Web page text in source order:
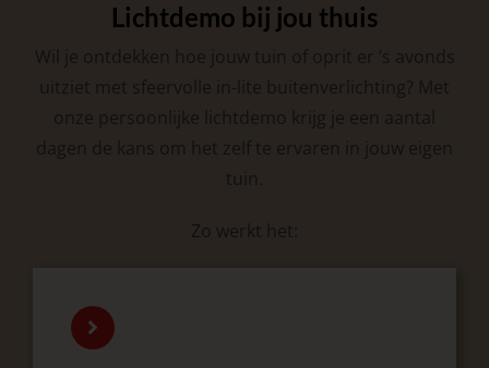
Lichtdemo bij jou thuis
Wil je ontdekken hoe jouw tuin of oprit er ’s avonds
uitziet met sfeervolle in-lite buitenverlichting? Met
onze persoonlijke lichtdemo krijg je een aantal
dagen de kans om het zelf te ervaren in jouw eigen
tuin.
Zo werkt het: